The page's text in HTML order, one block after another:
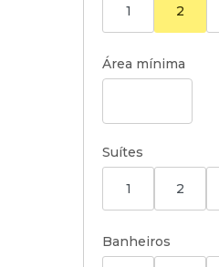
1 2
Área mínima
Suítes
1 2
Banheiros